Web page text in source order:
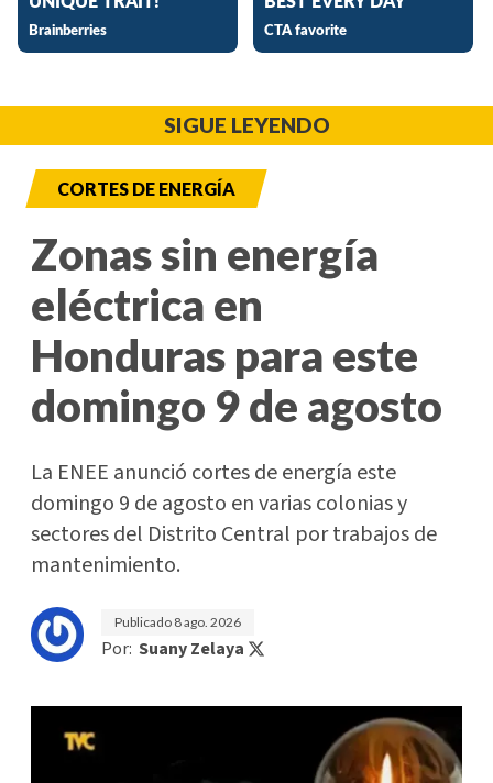
SIGUE LEYENDO
CORTES DE ENERGÍA
Zonas sin energía
eléctrica en
Honduras para este
domingo 9 de agosto
La ENEE anunció cortes de energía este
domingo 9 de agosto en varias colonias y
sectores del Distrito Central por trabajos de
mantenimiento.
Publicado 8 ago. 2026
Por: Suany Zelaya